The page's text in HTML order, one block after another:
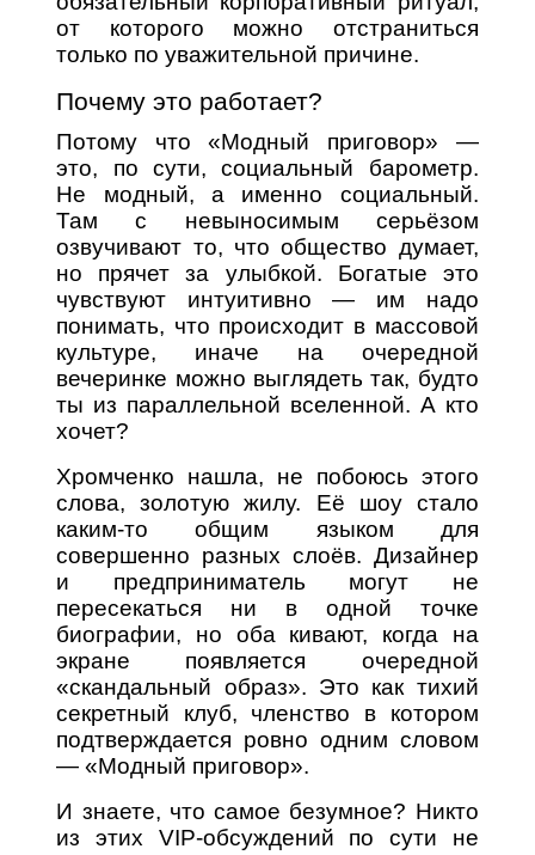
от которого можно отстраниться
только по уважительной причине.
Почему это работает?
Потому что «Модный приговор» —
это, по сути, социальный барометр.
Не модный, а именно социальный.
Там с невыносимым серьёзом
озвучивают то, что общество думает,
но прячет за улыбкой. Богатые это
чувствуют интуитивно — им надо
понимать, что происходит в массовой
культуре, иначе на очередной
вечеринке можно выглядеть так, будто
ты из параллельной вселенной. А кто
хочет?
Хромченко нашла, не побоюсь этого
слова, золотую жилу. Её шоу стало
каким-то общим языком для
совершенно разных слоёв. Дизайнер
и предприниматель могут не
пересекаться ни в одной точке
биографии, но оба кивают, когда на
экране появляется очередной
«скандальный образ». Это как тихий
секретный клуб, членство в котором
подтверждается ровно одним словом
— «Модный приговор».
И знаете, что самое безумное? Никто
из этих VIP-обсуждений по сути не